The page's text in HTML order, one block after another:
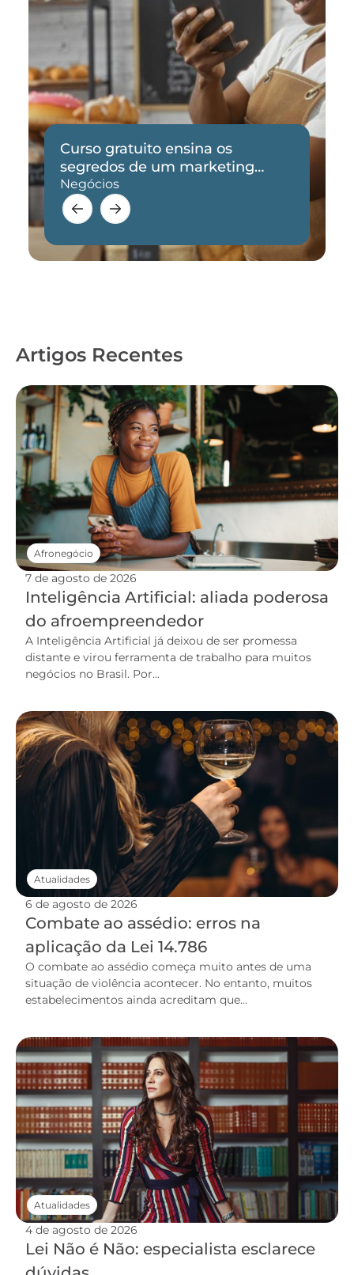
Curso gratuito ensina os
segredos de um marketing
eficaz
Negócios
Artigos Recentes
7 de agosto de 2026
Inteligência Artificial: aliada poderosa
do afroempreendedor
A Inteligência Artificial já deixou de ser promessa
distante e virou ferramenta de trabalho para muitos
negócios no Brasil. Por...
Afronegócio
6 de agosto de 2026
Combate ao assédio: erros na
aplicação da Lei 14.786
O combate ao assédio começa muito antes de uma
situação de violência acontecer. No entanto, muitos
estabelecimentos ainda acreditam que...
Atualidades
4 de agosto de 2026
Lei Não é Não: especialista esclarece
Atualidades